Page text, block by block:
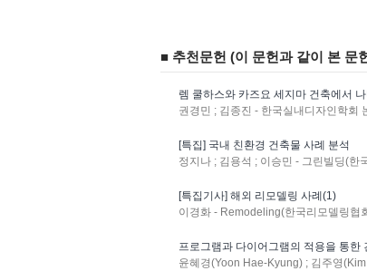
■ 추천문헌 (이 문헌과 같이 본 문
렘 쿨하스와 카즈요 세지마 건축에서
권경민 ; 김종진 - 한국실내디자인학회
[특집] 국내 친환경 건축물 사례 분석
정지나 ; 김용석 ; 이승민 - 그린빌딩(
[특집기사] 해외 리모델링 사례(1)
이경화 - Remodeling(한국리모델링협
프로그램과 다이어그램의 적용을 통한
윤혜경(Yoon Hae-Kyung) ; 김주영